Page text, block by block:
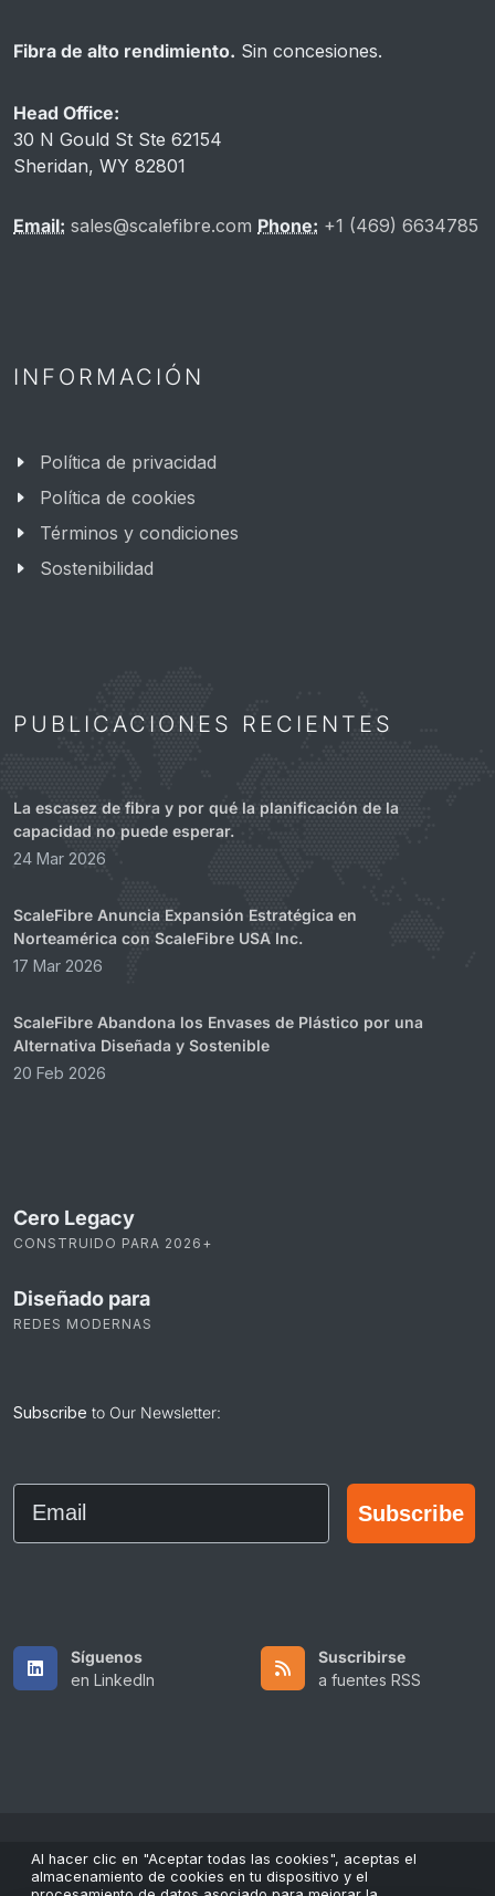
Fibra de alto rendimiento. Sin concesiones.
Head Office:
30 N Gould St Ste 62154
Sheridan, WY 82801
Email: sales@scalefibre.com Phone: +1 (469) 6634785
INFORMACIÓN
Política de privacidad
Política de cookies
Términos y condiciones
Sostenibilidad
PUBLICACIONES RECIENTES
La escasez de fibra y por qué la planificación de la
capacidad no puede esperar.
24 Mar 2026
ScaleFibre Anuncia Expansión Estratégica en
Norteamérica con ScaleFibre USA Inc.
17 Mar 2026
ScaleFibre Abandona los Envases de Plástico por una
Alternativa Diseñada y Sostenible
20 Feb 2026
Cero Legacy
CONSTRUIDO PARA 2026+
Diseñado para
REDES MODERNAS
Subscribe to Our Newsletter:
Email
Subscribe
Síguenos
en LinkedIn
Suscribirse
a fuentes RSS
Copyright © 2026 All Rights Reserved by ScaleFibre USA Inc..
Al hacer clic en "Aceptar todas las cookies", aceptas el
almacenamiento de cookies en tu dispositivo y el